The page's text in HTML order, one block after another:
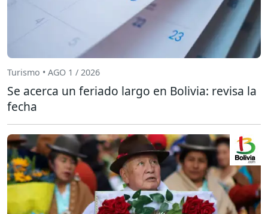
Turismo • AGO 1 / 2026
Se acerca un feriado largo en Bolivia: revisa la
fecha